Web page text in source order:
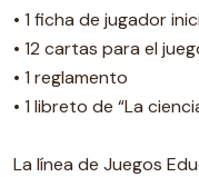
• 1 ficha de jugador
• 12 cartas para el
• 1 reglamento
• 1 libreto de “La
La línea de Juegos